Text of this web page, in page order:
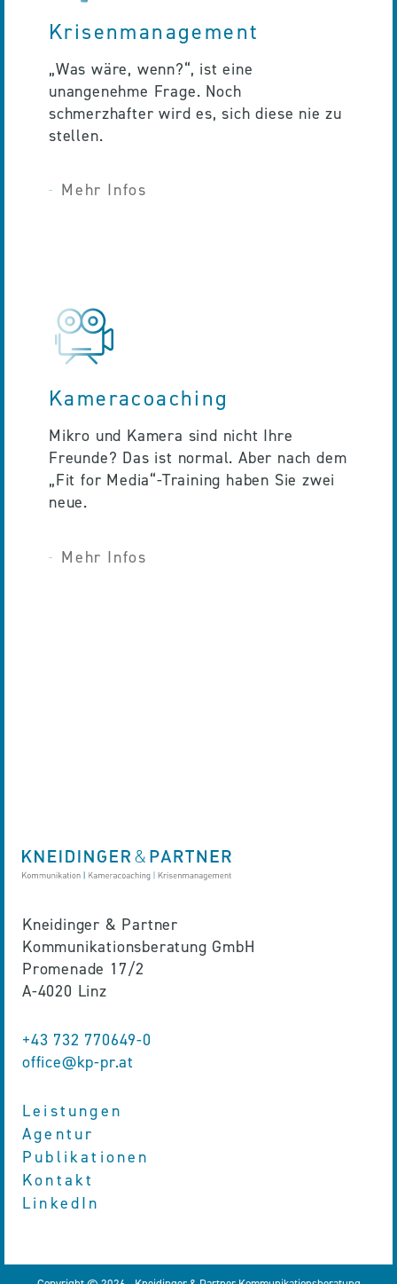
Krisenmanagement
„Was wäre, wenn?“, ist eine
unangenehme Frage. Noch
schmerzhafter wird es, sich diese nie zu
stellen.
Mehr Infos
Kameracoaching
Mikro und Kamera sind nicht Ihre
Freunde? Das ist normal. Aber nach dem
„Fit for Media“-Training haben Sie zwei
neue.
Mehr Infos
Kneidinger & Partner
Kommunikationsberatung GmbH
Promenade 17/2
A-4020 Linz
+43 732 770649-0
office@kp-pr.at
Leistungen
Agentur
Publikationen
Kontakt
LinkedIn